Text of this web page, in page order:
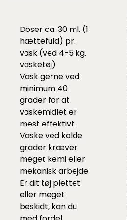
Doser ca. 30 ml. (1
hættefuld) pr.
vask (ved 4-5 kg.
vasketøj)
Vask gerne ved
minimum 40
grader for at
vaskemidlet er
mest effektivt.
Vaske ved kolde
grader kræver
meget kemi eller
mekanisk arbejde
Er dit tøj plettet
eller meget
beskidt, kan du